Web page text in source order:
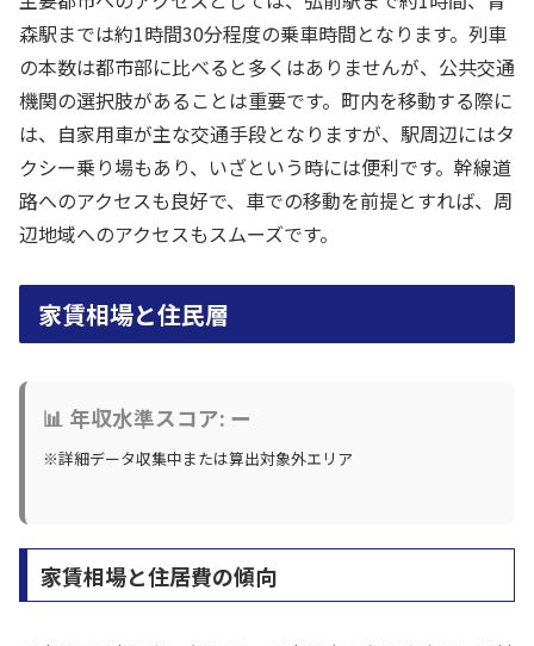
森駅までは約1時間30分程度の乗車時間となります。列車
の本数は都市部に比べると多くはありませんが、公共交通
機関の選択肢があることは重要です。町内を移動する際に
は、自家用車が主な交通手段となりますが、駅周辺にはタ
クシー乗り場もあり、いざという時には便利です。幹線道
路へのアクセスも良好で、車での移動を前提とすれば、周
辺地域へのアクセスもスムーズです。
家賃相場と住民層
📊 年収水準スコア: ー
※詳細データ収集中または算出対象外エリア
家賃相場と住居費の傾向